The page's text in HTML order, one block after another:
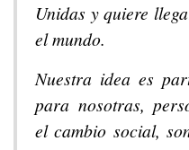
Unidas y quiere
el mundo.
Nuestra idea es
para nosotras,
el cambio social,